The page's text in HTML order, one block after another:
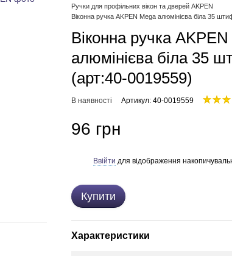
Ручки для профільних вікон та дверей AKPEN
Віконна ручка AKPEN Mega алюмінієва біла 35
Віконна ручка
алюмінієва біла 35
(арт:40-0019559)
В наявності Артикул: 40-0019559
96 грн
Ввійти для відображення
Купити
Характеристики